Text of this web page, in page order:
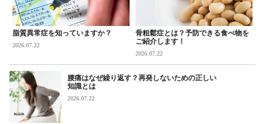
脂質異常症を知っていますか？
2026.07.22
骨粗鬆症とは？予防できる食べ物を
ご紹介します！
2026.07.22
腰痛はなぜ繰り返す？再発しないための正しい
知識とは
2026.07.22